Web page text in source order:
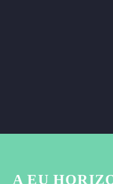
A EU